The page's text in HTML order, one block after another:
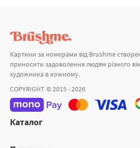
Картини за номерами від Brushme
приносити задоволення людям різного
художника в кожному.
COPYRIGHT © 2015 - 2026
Каталог